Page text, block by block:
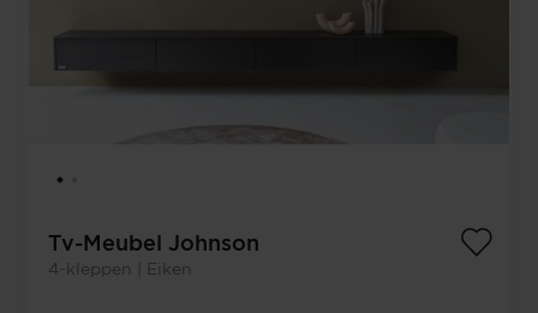
Tv-Meubel Johnson
4-kleppen | Eiken